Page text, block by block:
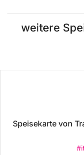
weitere
Speisekarte von